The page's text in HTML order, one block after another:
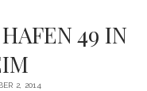
49 IN
2, 2014